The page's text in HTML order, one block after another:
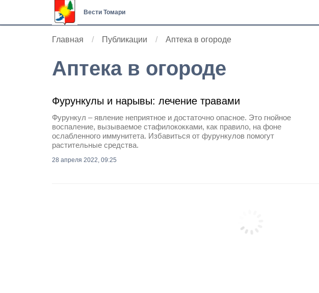
Вести Томари
Главная Публикации Аптека в огороде
Аптека в огороде
Фурункулы и нарывы: лечение травами
Фурункул – явление неприятное и достаточно опасное. Это гнойное
воспаление, вызываемое стафилококками, как правило, на фоне
ослабленного иммунитета. Избавиться от фурункулов помогут
растительные средства.
28 апреля 2022, 09:25